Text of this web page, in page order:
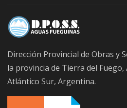
Dirección Provincial de Obras y
la provincia de Tierra del
Atlántico Sur, Argentina.